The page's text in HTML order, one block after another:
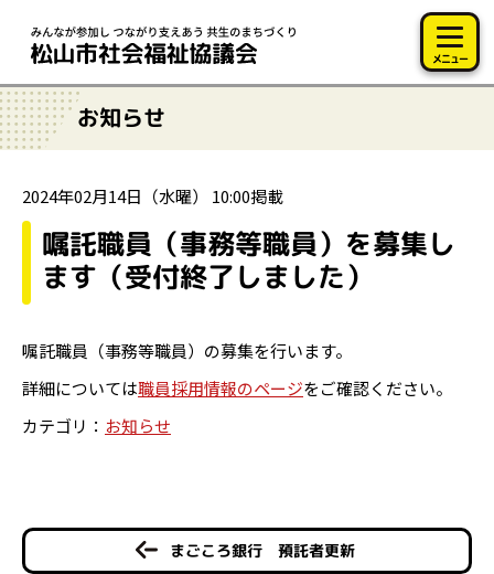
メニュー
お知らせ
2024年02月14日（水曜） 10:00掲載
嘱託職員（事務等職員）を募集し
ます（受付終了しました）
嘱託職員（事務等職員）の募集を行います。
詳細については職員採用情報のページをご確認ください。
カテゴリ： お知らせ
まごころ銀行 預託者更新